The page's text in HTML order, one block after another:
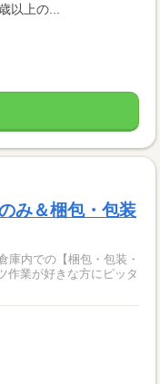
上の...
み＆梱包・包装
内での【梱包・包装・
作業が好きな方にピッタ